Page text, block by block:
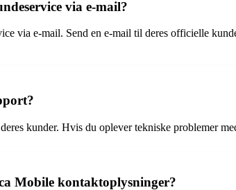
via e-mail?
via e-mail. Send en e-mail til deres officielle
kunder. Hvis du oplever tekniske problemer
Mobile kontaktoplysninger?